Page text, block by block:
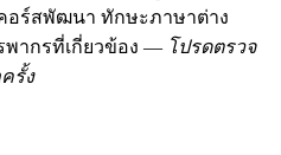
อร์สพัฒนา ทักษะภาษาต่าง
พากรที่เกี่ยวข้อง — โปรดตรวจ
รั้ง